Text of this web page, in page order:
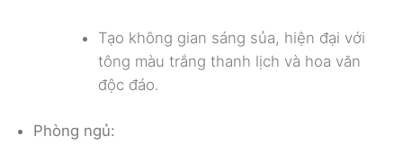
Tạo không gian sáng sủa, hiện đại với
tông màu trắng thanh lịch và hoa văn
độc đáo.
Phòng ngủ: